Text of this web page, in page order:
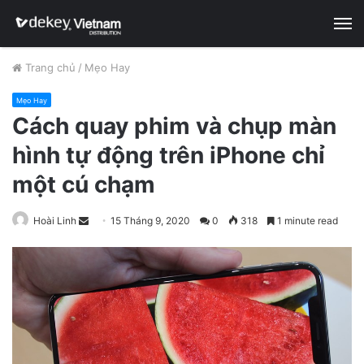
Trang chủ / Mẹo Hay
Mẹo Hay
Cách quay phim và chụp màn
hình tự động trên iPhone chỉ
một cú chạm
Hoài Linh
a
n
e
m
15 Tháng 9, 2020 0 318 1 minute read